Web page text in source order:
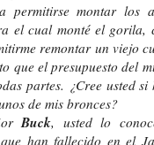
permitirse montar los
el cual monté el gorila,
remontar un viejo
que el presupuesto del
partes. ¿Cree usted
de mis bronces?
Buck, usted lo
que han fallecido en el